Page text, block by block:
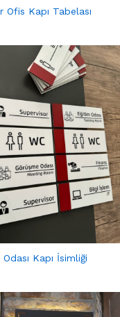
Ofis Kapı Tabelası
Kapı İsimliği